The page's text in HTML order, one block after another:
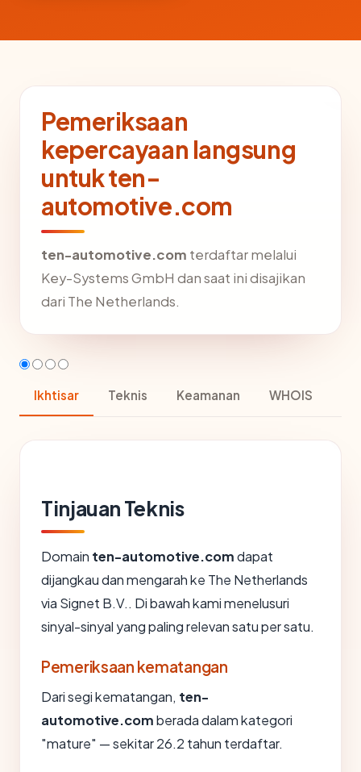
Pemeriksaan
kepercayaan langsung
untuk ten-
automotive.com
ten-automotive.com terdaftar melalui
Key-Systems GmbH dan saat ini disajikan
dari The Netherlands.
Ikhtisar Teknis Keamanan WHOIS
Tinjauan Teknis
Domain ten-automotive.comdapat
dijangkau dan mengarah ke The Netherlands
via Signet B.V.. Di bawah kami menelusuri
sinyal-sinyal yang paling relevan satu per satu.
Pemeriksaan kematangan
Dari segi kematangan, ten-
automotive.comberada dalam kategori
"mature" — sekitar 26.2 tahun terdaftar.